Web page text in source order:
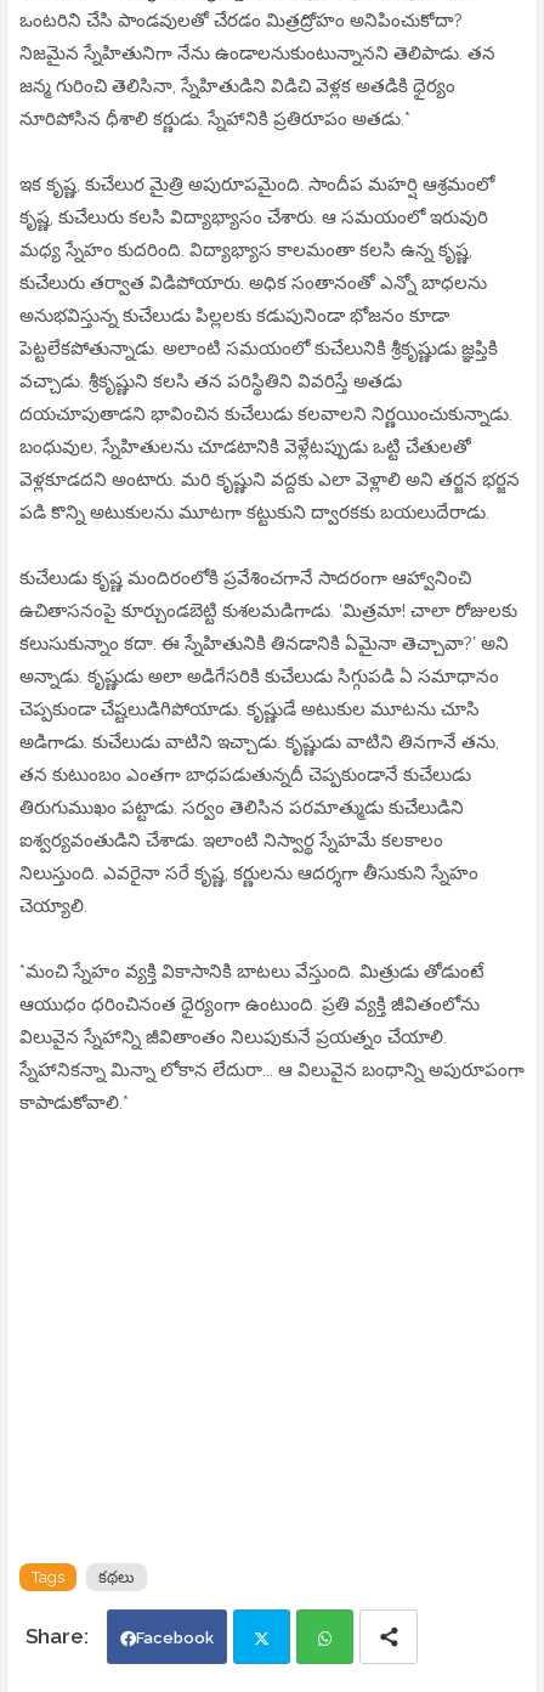
ఒంటరిని చేసి పాండవులతో చేరడం మిత్రద్రోహం అనిపించుకోదా?
నిజమైన స్నేహితునిగా నేను ఉండాలనుకుంటున్నానని తెలిపాడు. తన
జన్మ గురించి తెలిసినా, స్నేహితుడిని విడిచి వెళ్లక అతడికి ధైర్యం
నూరిపోసిన ధీశాలి కర్ణుడు. స్నేహానికి ప్రతిరూపం అతడు.*
ఇక కృష్ణ, కుచేలుర మైత్రి అపురూపమైంది. సాందీప మహర్షి ఆశ్రమంలో
కృష్ణ, కుచేలురు కలసి విద్యాభ్యాసం చేశారు. ఆ సమయంలో ఇరువురి
మధ్య స్నేహం కుదరింది. విద్యాభ్యాస కాలమంతా కలసి ఉన్న కృష్ణ,
కుచేలురు తర్వాత విడిపోయారు. అధిక సంతానంతో ఎన్నో బాధలను
అనుభవిస్తున్న కుచేలుడు పిల్లలకు కడుపునిండా భోజనం కూడా
పెట్టలేకపోతున్నాడు. అలాంటి సమయంలో కుచేలునికి శ్రీకృష్ణుడు జ్ఞప్తికి
వచ్చాడు. శ్రీకృష్ణుని కలసి తన పరిస్థితిని వివరిస్తే అతడు
దయచూపుతాడని భావించిన కుచేలుడు కలవాలని నిర్ణయించుకున్నాడు.
బంధువుల, స్నేహితులను చూడటానికి వెళ్లేటప్పుడు ఒట్టి చేతులతో
వెళ్లకూడదని అంటారు. మరి కృష్ణుని వద్దకు ఎలా వెళ్లాలి అని తర్జన భర్జన
పడి కొన్ని అటుకులను మూటగా కట్టుకుని ద్వారకకు బయలుదేరాడు.
కుచేలుడు కృష్ణ మందిరంలోకి ప్రవేశించగానే సాదరంగా ఆహ్వానించి
ఉచితాసనంపై కూర్చుండబెట్టి కుశలమడిగాడు. ‘మిత్రమా! చాలా రోజులకు
కలుసుకున్నాం కదా. ఈ స్నేహితునికి తినడానికి ఏమైనా తెచ్చావా?’ అని
అన్నాడు. కృష్ణుడు అలా అడిగేసరికి కుచేలుడు సిగ్గుపడి ఏ సమాధానం
చెప్పకుండా చేష్టలుడిగిపోయాడు. కృష్ణుడే అటుకుల మూటను చూసి
అడిగాడు. కుచేలుడు వాటిని ఇచ్చాడు. కృష్ణుడు వాటిని తినగానే తను,
తన కుటుంబం ఎంతగా బాధపడుతున్నదీ చెప్పకుండానే కుచేలుడు
తిరుగుముఖం పట్టాడు. సర్వం తెలిసిన పరమాత్ముడు కుచేలుడిని
ఐశ్వర్యవంతుడిని చేశాడు. ఇలాంటి నిస్వార్థ స్నేహమే కలకాలం
నిలుస్తుంది. ఎవరైనా సరే కృష్ణ, కర్ణులను ఆదర్శగా తీసుకుని స్నేహం
చెయ్యాలి.
*మంచి స్నేహం వ్యక్తి వికాసానికి బాటలు వేస్తుంది. మిత్రుడు తోడుంటే
ఆయుధం ధరించినంత ధైర్యంగా ఉంటుంది. ప్రతి వ్యక్తి జీవితంలోను
విలువైన స్నేహాన్ని జీవితాంతం నిలుపుకునే ప్రయత్నం చేయాలి.
స్నేహానికన్నా మిన్నా లోకాన లేదురా... ఆ విలువైన బంధాన్ని అపురూపంగా
కాపాడుకోవాలి.*
Tags కథలు
Facebook